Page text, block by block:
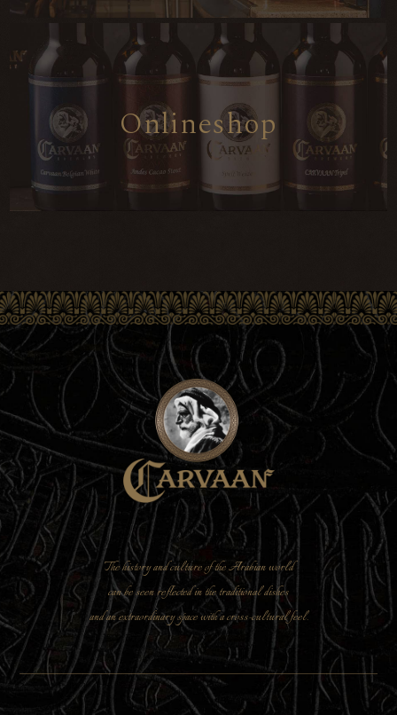
Onlineshop
The history and culture of the Arabian world
can be seen reflected in the traditional dishes
and an extraordinary space with a cross-cultural feel.